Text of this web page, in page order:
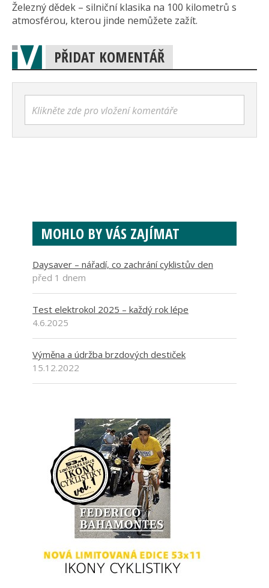
Železný dědek – silniční klasika na 100 kilometrů s
atmosférou, kterou jinde nemůžete zažít.
PŘIDAT KOMENTÁŘ
Klikněte zde pro vložení komentáře
MOHLO BY VÁS ZAJÍMAT
Daysaver – nářadí, co zachrání cyklistův den
před 1 dnem
Test elektrokol 2025 – každý rok lépe
4.6.2025
Výměna a údržba brzdových destiček
15.12.2022